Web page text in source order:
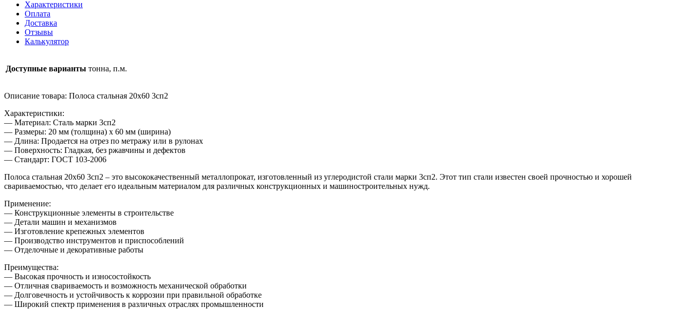
Характеристики
Оплата
Доставка
Отзывы
Калькулятор
Доступные варианты тонна, п.м.
Описание товара: Полоса стальная 20х60 3сп2
Характеристики:
— Материал: Сталь марки 3сп2
— Размеры: 20 мм (толщина) x 60 мм (ширина)
— Длина: Продается на отрез по метражу или в рулонах
— Поверхность: Гладкая, без ржавчины и дефектов
— Стандарт: ГОСТ 103-2006
Полоса стальная 20х60 3сп2 – это высококачественный металлопрокат, изготовленный из углеродистой стали марки 3сп2. Этот тип стали известен своей прочностью и хорошей
свариваемостью, что делает его идеальным материалом для различных конструкционных и машиностроительных нужд.
Применение:
— Конструкционные элементы в строительстве
— Детали машин и механизмов
— Изготовление крепежных элементов
— Производство инструментов и приспособлений
— Отделочные и декоративные работы
Преимущества:
— Высокая прочность и износостойкость
— Отличная свариваемость и возможность механической обработки
— Долговечность и устойчивость к коррозии при правильной обработке
— Широкий спектр применения в различных отраслях промышленности